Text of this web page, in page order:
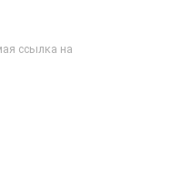
ссылка на